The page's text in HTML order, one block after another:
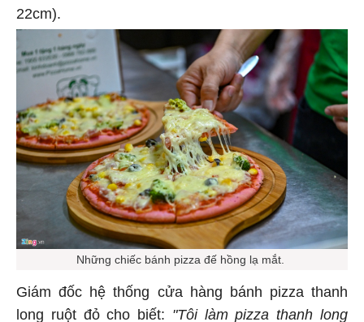
22cm).
Những chiếc bánh pizza đế hồng lạ mắt.
Giám đốc hệ thống cửa hàng bánh pizza thanh
long ruột đỏ cho biết: "Tôi làm pizza thanh long